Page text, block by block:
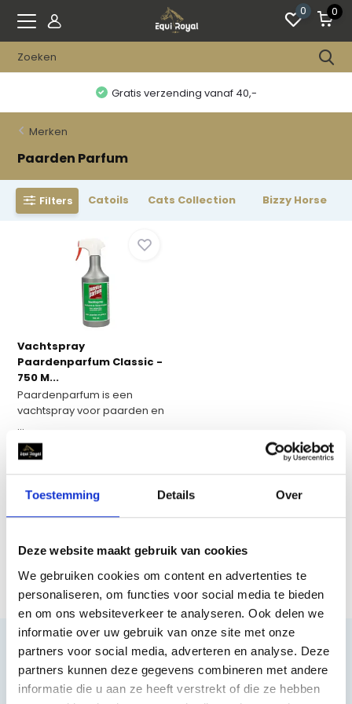
Toestemming Details Over
Deze website maakt gebruik van cookies
We gebruiken cookies om content en advertenties te
personaliseren, om functies voor social media te bieden
en om ons websiteverkeer te analyseren. Ook delen we
informatie over uw gebruik van onze site met onze
partners voor social media, adverteren en analyse. Deze
partners kunnen deze gegevens combineren met andere
informatie die u aan ze heeft verstrekt of die ze hebben
0 0
Gratis verzending vanaf 40,-
Merken
Paarden Parfum
Filters Catoils Cats Collection Bizzy Horse
Vachtspray
Paardenparfum Classic -
750 M...
Paardenparfum is een
vachtspray voor paarden en
...
Vergelijk
Op voorraad
Heeft u vragen?